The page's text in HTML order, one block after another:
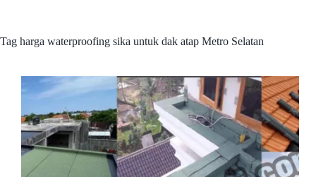
Tag harga waterproofing sika untuk dak atap Metro Selatan